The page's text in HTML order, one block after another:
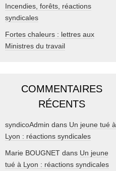
Incendies, forêts, réactions
syndicales
Fortes chaleurs : lettres aux
Ministres du travail
COMMENTAIRES
RÉCENTS
syndicoAdmin dans Un jeune tué à
Lyon : réactions syndicales
Marie BOUGNET dans Un jeune
tué à Lyon : réactions syndicales